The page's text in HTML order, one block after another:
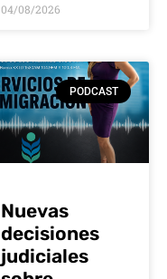
04/08/2026
PODCAST
Nuevas
decisiones
judiciales